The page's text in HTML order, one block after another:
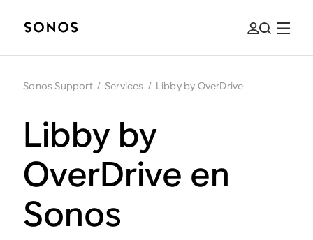
Sonos Support / Services / Libby by OverDrive
Libby by
OverDrive en
Sonos